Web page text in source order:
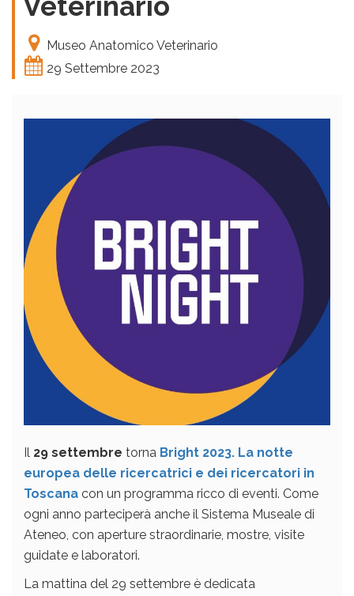
Museo Anatomico Veterinario
29 Settembre 2023
Il 29 settembre torna Bright 2023. La notte
europea delle ricercatrici e dei ricercatori in
Toscana con un programma ricco di eventi. Come
ogni anno parteciperà anche il Sistema Museale di
Ateneo, con aperture straordinarie, mostre, visite
guidate e laboratori.
La mattina del 29 settembre è dedicata